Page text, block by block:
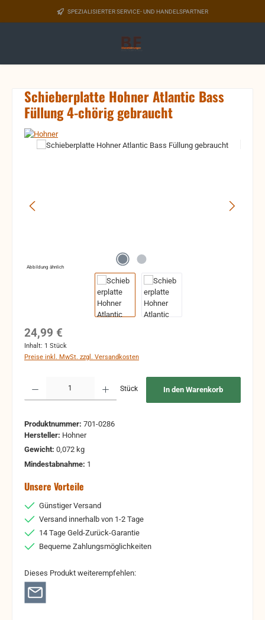
Zum Hauptinhalt springenSPEZIALISIERTER SERVICE- UND HANDELSPARTNER
Schieberplatte Hohner Atlantic Bass
Füllung 4-chörig gebraucht
Bildergalerie überspringen
Abbildung ähnlich
Regulärer Preis:
24,99 €
Inhalt: 1 Stück
Preise inkl. MwSt. zzgl. Versandkosten
Stück In den Warenkorb
Produktnummer: 701-0286
Hersteller: Hohner
Gewicht: 0,072 kg
Mindestabnahme: 1
Unsere Vorteile
Günstiger Versand
Versand innerhalb von 1-2 Tage
14 Tage Geld-Zurück-Garantie
Bequeme Zahlungsmöglichkeiten
Dieses Produkt weiterempfehlen: